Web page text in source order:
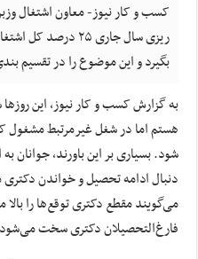
کسب و کار نیوز- معاون اشتغال
ریزی سال جاری ۲۵
بگیرد و این موضوع را در تقسیم
به گزارش کسب و کار نیوز، این
هستم اما در شغل غیرمرتبط مشغول
شود. بسیاری بر این باورند، جوانان
دنبال ادامه تحصیل و خواندن
می‌گویند‌ مقطع دکتری توقع‌ها را
فارغ‌التحصیلان دکتری سخت